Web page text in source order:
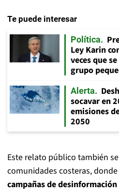
Te puede interesar
Política
Ley Karin
veces que
grupo
Alerta
socavar en
emisiones
2050
Este relato público también
comunidades costeras,
campañas de